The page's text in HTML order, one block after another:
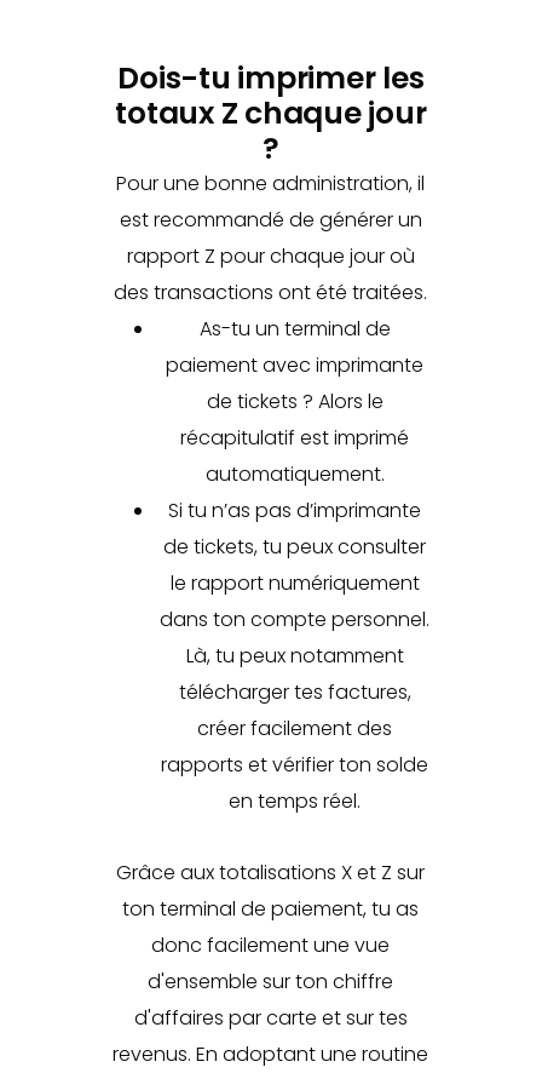
Dois-tu imprimer les
totaux Z chaque jour
?
Pour une bonne administration, il
est recommandé de générer un
rapport Z pour chaque jour où
des transactions ont été traitées.
As-tu un terminal de
paiement avec imprimante
de tickets ? Alors le
récapitulatif est imprimé
automatiquement.
Si tu n’as pas d’imprimante
de tickets, tu peux consulter
le rapport numériquement
dans ton compte personnel.
Là, tu peux notamment
télécharger tes factures,
créer facilement des
rapports et vérifier ton solde
en temps réel.
Grâce aux totalisations X et Z sur
ton terminal de paiement, tu as
donc facilement une vue
d'ensemble sur ton chiffre
d'affaires par carte et sur tes
revenus. En adoptant une routine